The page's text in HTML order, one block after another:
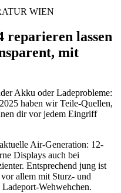
WIEN
reparieren lassen
mit
Akku oder Ladeprobleme:
haben wir Teile-Quellen,
dir vor jedem Eingriff
Air-Generation: 12-
Displays auch bei
Entsprechend jung ist
allem mit Sturz- und
Wehwehchen.